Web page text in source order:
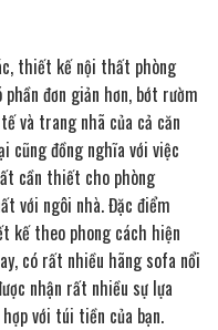
thiết kế nội thất phòng
đơn giản hơn, bớt rườm
và trang nhã của cả căn
cũng đồng nghĩa với việc
cần thiết cho phòng
với ngôi nhà. Đặc điểm
kế theo phong cách hiện
có rất nhiều hãng sofa nổi
nhận rất nhiều sự lựa
với túi tiền của bạn.